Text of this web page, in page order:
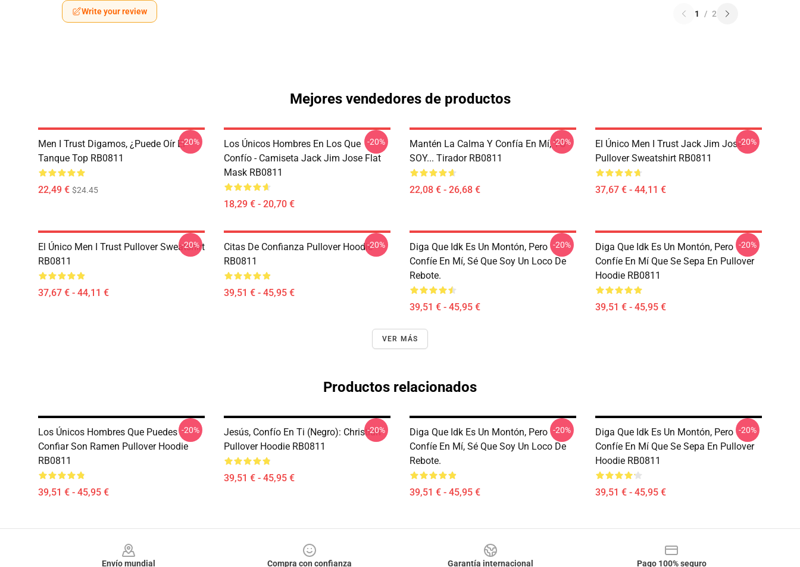
Write your review 1 / 2
Mejores vendedores de productos
Men I Trust Digamos, ¿puede Oír El
Tanque Top RB0811
22,49 € $24.45
-20%
Los Únicos Hombres En Los Que
Confío - Camiseta Jack Jim Jose Flat
Mask RB0811
18,29 € - 20,70 €
-20%
Mantén La Calma Y Confía En Mí, YO
SOY... Tirador RB0811
22,08 € - 26,68 €
-20%
El Único Men I Trust Jack Jim Jose
Pullover Sweatshirt RB0811
37,67 € - 44,11 €
-20%
El Único Men I Trust Pullover Sweatshirt
RB0811
37,67 € - 44,11 €
-20%
Citas De Confianza Pullover Hoodie
RB0811
39,51 € - 45,95 €
-20%
Diga Que Idk Es Un Montón, Pero
Confíe En Mí, Sé Que Soy Un Loco De
Rebote.
39,51 € - 45,95 €
-20%
Diga Que Idk Es Un Montón, Pero
Confíe En Mí Que Se Sepa En Pullover
Hoodie RB0811
39,51 € - 45,95 €
-20%
VER MÁS
Productos relacionados
Los Únicos Hombres Que Puedes
Confiar Son Ramen Pullover Hoodie
RB0811
39,51 € - 45,95 €
-20%
Jesús, Confío En Ti (negro): Christian
Pullover Hoodie RB0811
39,51 € - 45,95 €
-20%
Diga Que Idk Es Un Montón, Pero
Confíe En Mí, Sé Que Soy Un Loco De
Rebote.
39,51 € - 45,95 €
-20%
Diga Que Idk Es Un Montón, Pero
Confíe En Mí Que Se Sepa En Pullover
Hoodie RB0811
39,51 € - 45,95 €
-20%
Envío mundial Compra con confianza Garantía internacional Pago 100% seguro